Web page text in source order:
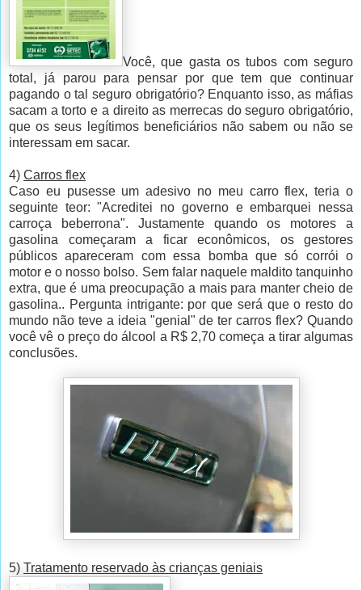
Você, que gasta os tubos com seguro
total, já parou para pensar por que tem que continuar
pagando o tal seguro obrigatório? Enquanto isso, as máfias
sacam a torto e a direito as merrecas do seguro obrigatório,
que os seus legítimos beneficiários não sabem ou não se
interessam em sacar.
4) Carros flex
Caso eu pusesse um adesivo no meu carro flex, teria o
seguinte teor: "Acreditei no governo e embarquei nessa
carroça beberrona". Justamente quando os motores a
gasolina começaram a ficar econômicos, os gestores
públicos apareceram com essa bomba que só corrói o
motor e o nosso bolso. Sem falar naquele maldito tanquinho
extra, que é uma preocupação a mais para manter cheio de
gasolina.. Pergunta intrigante: por que será que o resto do
mundo não teve a ideia "genial" de ter carros flex? Quando
você vê o preço do álcool a R$ 2,70 começa a tirar algumas
conclusões.
5) Tratamento reservado às crianças geniais